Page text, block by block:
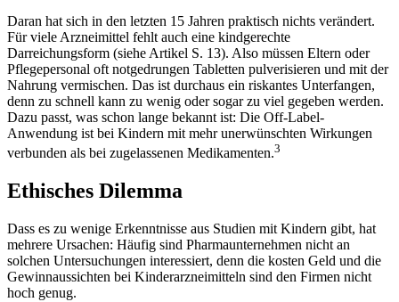
Daran hat sich in den letzten 15 Jahren praktisch nichts verändert.
Für viele Arzneimittel fehlt auch eine kindgerechte
Darreichungsform (siehe Artikel S. 13). Also müssen Eltern oder
Pflegepersonal oft notgedrungen Tabletten pulverisieren und mit der
Nahrung vermischen. Das ist durchaus ein riskantes Unterfangen,
denn zu schnell kann zu wenig oder sogar zu viel gegeben werden.
Dazu passt, was schon lange bekannt ist: Die Off-Label-
Anwendung ist bei Kindern mit mehr unerwünschten Wirkungen
verbunden als bei zugelassenen Medikamenten.3
Ethisches Dilemma
Dass es zu wenige Erkenntnisse aus Studien mit Kindern gibt, hat
mehrere Ursachen: Häufig sind Pharmaunternehmen nicht an
solchen Untersuchungen interessiert, denn die kosten Geld und die
Gewinnaussichten bei Kinderarzneimitteln sind den Firmen nicht
hoch genug.